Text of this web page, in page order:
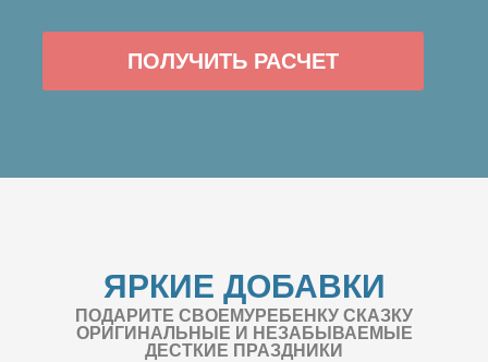
ПОЛУЧИТЬ РАСЧЕТ
ЯРКИЕ ДОБАВКИ
ПОДАРИТЕ СВОЕМУРЕБЕНКУ СКАЗКУ
ОРИГИНАЛЬНЫЕ И НЕЗАБЫВАЕМЫЕ
ДЕСТКИЕ ПРАЗДНИКИ